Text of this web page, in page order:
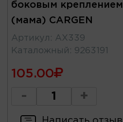
боковым креплением
(мама) CARGEN
Артикул : AX339
Каталожный : 9263191
105.00
- +